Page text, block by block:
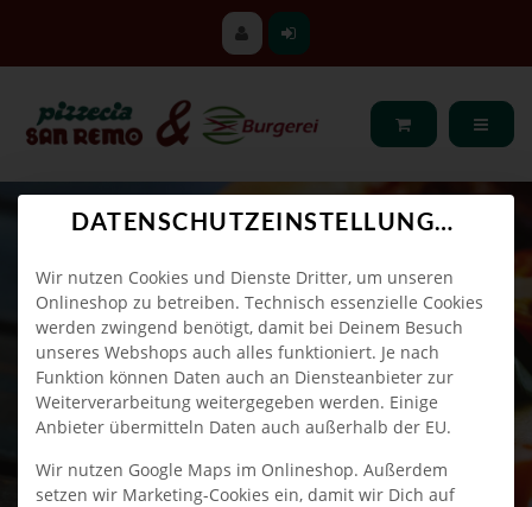
DATENSCHUTZEINSTELLUNGEN
Wir nutzen Cookies und Dienste Dritter, um unseren
Onlineshop zu betreiben. Technisch essenzielle Cookies
werden zwingend benötigt, damit bei Deinem Besuch
unseres Webshops auch alles funktioniert. Je nach
Funktion können Daten auch an Diensteanbieter zur
Weiterverarbeitung weitergegeben werden. Einige
Anbieter übermitteln Daten auch außerhalb der EU.
Wir nutzen Google Maps im Onlineshop. Außerdem
setzen wir Marketing-Cookies ein, damit wir Dich auf